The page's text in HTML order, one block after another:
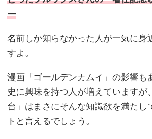
ー
名前しか知らなかった人が一気に身
すよ。
漫画「ゴールデンカムイ」の影響も
史に興味を持つ人が増えていますが
台」はまさにそんな知識欲を満たし
トと言えるでしょう。